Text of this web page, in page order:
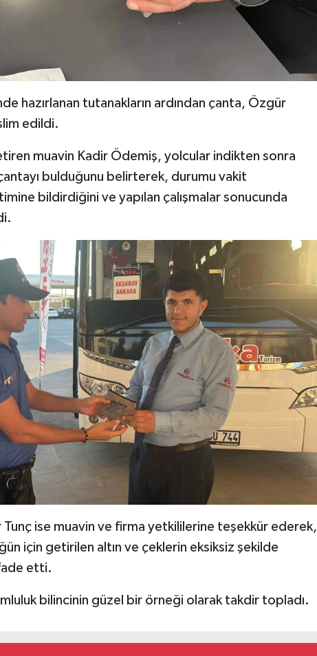
hazırlanan tutanakların ardından çanta, Özgür
edildi.
muavin Kadir Ödemiş, yolcular indikten sonra
bulduğunu belirterek, durumu vakit
bildirdiğini ve yapılan çalışmalar sonucunda
Tunç ise muavin ve firma yetkililerine teşekkür ederek,
için getirilen altın ve çeklerin eksiksiz şekilde
etti.
bilincinin güzel bir örneği olarak takdir topladı.